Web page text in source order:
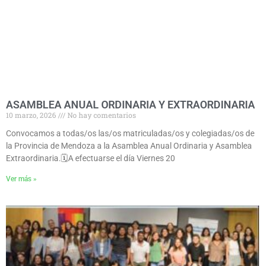
ASAMBLEA ANUAL ORDINARIA Y EXTRAORDINARIA
10 marzo, 2026
No hay comentarios
Convocamos a todas/os las/os matriculadas/os y colegiadas/os de
la Provincia de Mendoza a la Asamblea Anual Ordinaria y Asamblea
Extraordinaria.🗓A efectuarse el día Viernes 20
Ver más »